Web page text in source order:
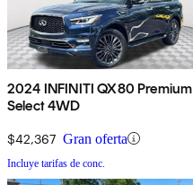
2024 INFINITI QX80 Premium
Select 4WD
$42,367 Gran oferta
Incluye tarifas de conc.